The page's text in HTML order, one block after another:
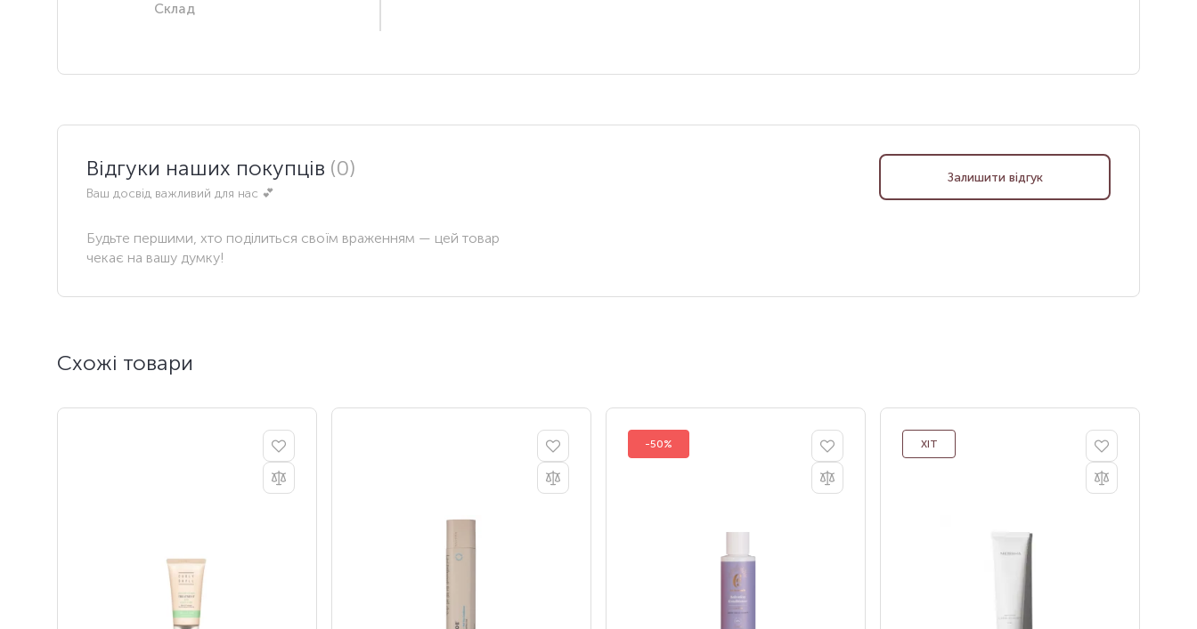
Склад
Відгуки наших покупців (0)
Ваш досвід важливий для нас 💕
Залишити відгук
Будьте першими, хто поділиться своїм враженням — цей товар
чекає на вашу думку!
Схожі товари
-50% ХІТ